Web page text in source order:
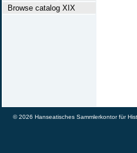
Browse catalog XIX
© 2026 Hanseatisches Sammlerkontor für